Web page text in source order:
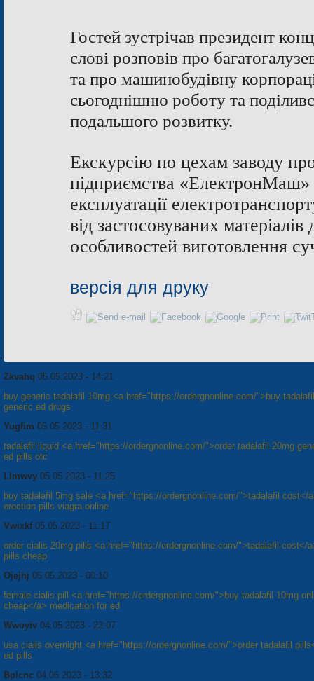
Гостей зустрічав президент
слові розповів про
та про машинобудівну
сьогоднішню роботу та
подальшого розвитку.
Екскурсію по цехам заводу
підприємства «ЕлектронМаш»
експлуатації
від застосовуваних
особливостей виготовлення
версія для друку
Zkvahq 05.05.2023 - 14:21
buy generic tadalafil 10mg <a href="https://ordergnonline.com/">buy
generic ed drugs
Yugfim 05.05.2023 - 11:31
tadalafil liquid <a href="https://ordergnonline.com/">order tadalafil 20mg
ed pills otc
Llmwvy 05.05.2023 - 11:25
buy tadalafil 5mg sale <a href="https://ordergnonline.com/">tadalafil cost</
erection pills viagra online
Vwixkf 05.05.2023 - 11:17
order cialis 20mg pills <a href="https://ordergnonline.com/">tadalafil cost</
pills cheap
Ojejhj 05.05.2023 - 00:10
female cialis pill <a href="https://ordergnonline.com/">buy tadalafil 10mg
cheap</a> medication for ed
Wwoytv 04.05.2023 - 22:07
usa cialis overnight <a href="https://ordergnonline.com/">order tadalafil
ed pills
Bplcnc 04.05.2023 - 13:32